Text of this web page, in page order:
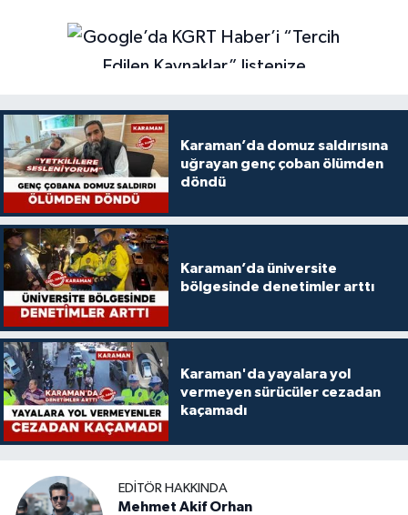
Karaman’da domuz saldırısına
uğrayan genç çoban ölümden
döndü
Karaman’da üniversite
bölgesinde denetimler arttı
Karaman'da yayalara yol
vermeyen sürücüler cezadan
kaçamadı
EDITÖR HAKKINDA
Mehmet Akif Orhan